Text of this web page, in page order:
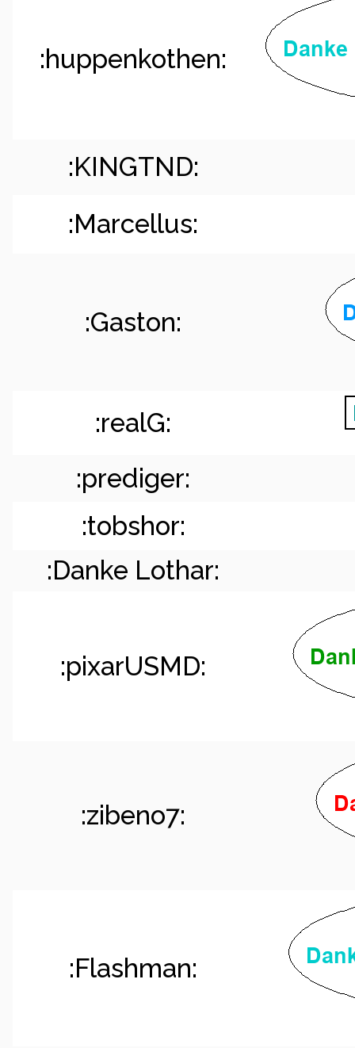
:huppenkothen:
:KINGTND:
:Marcellus:
:Gaston:
:realG:
:prediger:
:tobshor:
:Danke Lothar:
:pixarUSMD:
:zibeno7:
:Flashman: